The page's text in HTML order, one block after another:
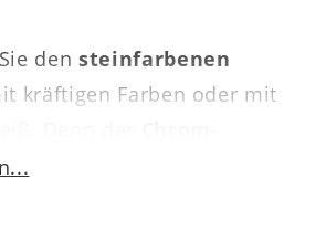
den steinfarbenen
kräftigen Farben oder mit
hervorragend auch zu